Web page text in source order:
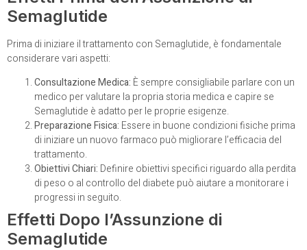
Semaglutide
Prima di iniziare il trattamento con Semaglutide, è fondamentale
considerare vari aspetti:
Consultazione Medica: È sempre consigliabile parlare con un
medico per valutare la propria storia medica e capire se
Semaglutide è adatto per le proprie esigenze.
Preparazione Fisica: Essere in buone condizioni fisiche prima
di iniziare un nuovo farmaco può migliorare l’efficacia del
trattamento.
Obiettivi Chiari: Definire obiettivi specifici riguardo alla perdita
di peso o al controllo del diabete può aiutare a monitorare i
progressi in seguito.
Effetti Dopo l’Assunzione di
Semaglutide